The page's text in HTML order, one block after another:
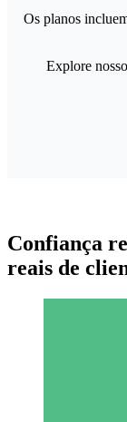
Os planos
Explore
Confiança
reais de